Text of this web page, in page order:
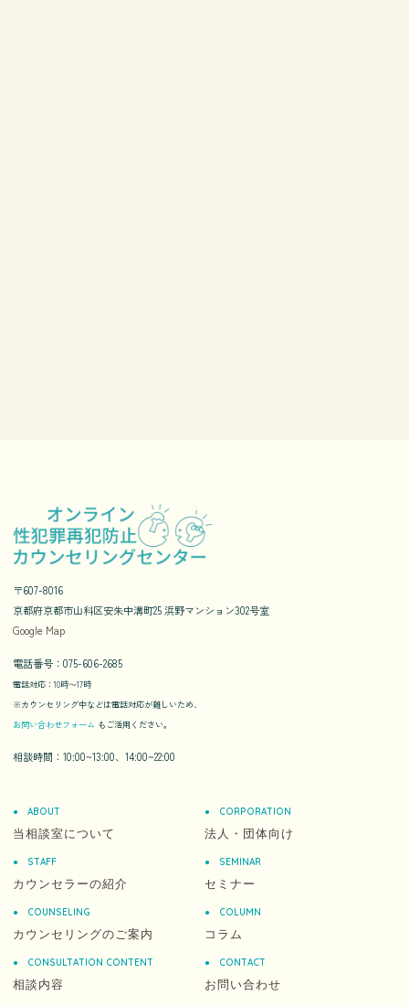
〒607-8016
京都府京都市山科区安朱中溝町25 浜野マンション302号室
Google Map
電話番号：075-606-2685
電話対応：10時〜17時
※カウンセリング中などは電話対応が難しいため、
お問い合わせフォーム もご活用ください。
相談時間：10:00~13:00、14:00~22:00
ABOUT
当相談室について
STAFF
カウンセラーの紹介
COUNSELING
カウンセリングのご案内
CONSULTATION CONTENT
相談内容
CORPORATION
法人・団体向け
SEMINAR
セミナー
COLUMN
コラム
CONTACT
お問い合わせ